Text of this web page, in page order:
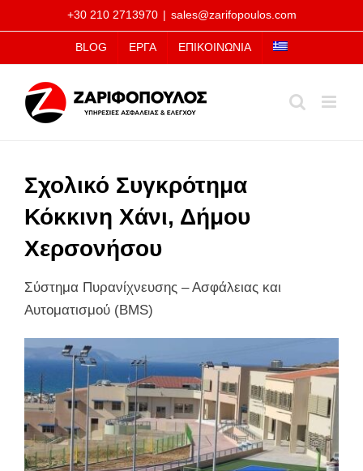
στο
περιεχόμενο
+30 210 2713970 | sales@zarifopoulos.com
BLOG ΕΡΓΑ ΕΠΙΚΟΙΝΩΝΙΑ
Σχολικό Συγκρότημα
Κόκκινη Χάνι, Δήμου
Χερσονήσου
Σύστημα Πυρανίχνευσης – Ασφάλειας και
Αυτοματισμού (BMS)